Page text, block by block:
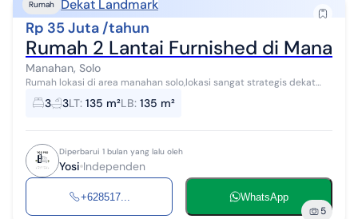
Rumah Dekat Landmark
Rp 35 Juta /tahun
Rumah 2 Lantai Furnished di
Manahan, Solo
Rumah lokasi di area manahan solo,lokasi sangat strategis dekat
dengan fasilitas umum,lokasi sangat nyaman. spek : luas 135 kamar
mandi 3 kamar tid...
3 3LT: 135 m²LB: 135 m²
Diperbarui 1 bulan yang lalu oleh
Yosi Independen
+628517... WhatsApp
5